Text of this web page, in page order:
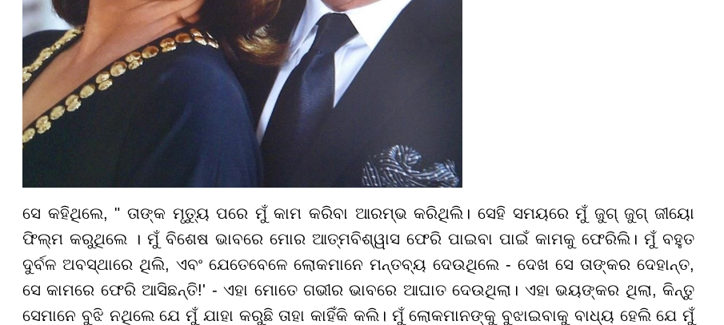
ସେ କହିଥିଲେ, " ତାଙ୍କ ମୃତ୍ୟୁ ପରେ ମୁଁ କାମ କରିବା ଆରମ୍ଭ କରିଥିଲି। ସେହି ସମୟରେ ମୁଁ ଜୁଗ୍ ଜୁଗ୍ ଜୀୟୋ
ଫିଲ୍ମ କରୁଥିଲେ । ମୁଁ ବିଶେଷ ଭାବରେ ମୋର ଆତ୍ମବିଶ୍ୱାସ ଫେରି ପାଇବା ପାଇଁ କାମକୁ ଫେରିଲି। ମୁଁ ବହୁତ
ଦୁର୍ବଳ ଅବସ୍ଥାରେ ଥିଲି, ଏବଂ ଯେତେବେଳେ ଲୋକମାନେ ମନ୍ତବ୍ୟ ଦେଉଥିଲେ - ଦେଖ ସେ ତାଙ୍କର ଦେହାନ୍ତ,
ସେ କାମରେ ଫେରି ଆସିଛନ୍ତି!' - ଏହା ମୋତେ ଗଭୀର ଭାବରେ ଆଘାତ ଦେଉଥିଲା। ଏହା ଭୟଙ୍କର ଥିଲା, କିନ୍ତୁ
ସେମାନେ ବୁଝି ନଥିଲେ ଯେ ମୁଁ ଯାହା କରୁଛି ତାହା କାହିଁକି କଲି। ମୁଁ ଲୋକମାନଙ୍କୁ ବୁଝାଇବାକୁ ବାଧ୍ୟ ହେଲି ଯେ ମୁଁ